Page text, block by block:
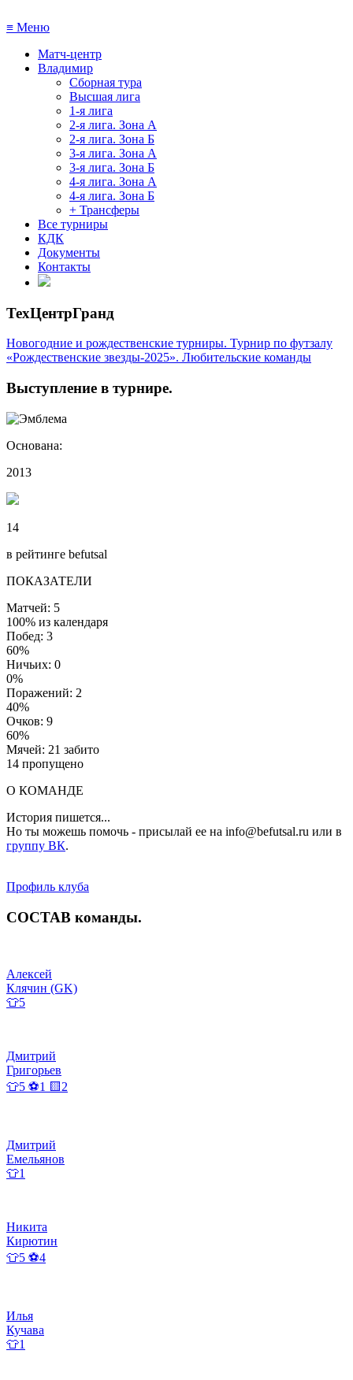
≡ Меню
Матч-центр
Владимир
Сборная тура
Высшая лига
1-я лига
2-я лига. Зона А
2-я лига. Зона Б
3-я лига. Зона А
3-я лига. Зона Б
4-я лига. Зона А
4-я лига. Зона Б
+ Трансферы
Все турниры
КДК
Документы
Контакты
ТехЦентрГранд
Новогодние и рождественские турниры. Турнир по футзалу
«Рождественские звезды-2025». Любительские команды
Выступление в турнире.
Основана:
2013
14
в рейтинге befutsal
ПОКАЗАТЕЛИ
Матчей: 5
100% из календаря
Побед: 3
60%
Ничьих: 0
0%
Поражений: 2
40%
Очков: 9
60%
Мячей: 21 забито
14 пропущено
О КОМАНДЕ
История пишется...
Но ты можешь помочь - присылай ее на info@befutsal.ru или в
группу ВК.
Профиль клуба
СОСТАВ команды.
Алексей
Клячин (GK)
👕5
Дмитрий
Григорьев
👕5 ⚽1 🟨2
Дмитрий
Емельянов
👕1
Никита
Кирютин
👕5 ⚽4
Илья
Кучава
👕1